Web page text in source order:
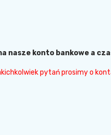
nasze konto bankowe a
pytań prosimy o